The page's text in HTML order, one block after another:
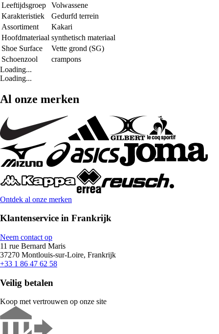
Leeftijdsgroep
Volwassene
Karakteristiek
Gedurfd terrein
Assortiment
Kakari
Hoofdmateriaal synthetisch materiaal
Shoe Surface
Vette grond (SG)
Schoenzool
crampons
Loading...
Loading...
Al onze merken
Ontdek al onze merken
Klantenservice in Frankrijk
Neem contact op
11 rue Bernard Maris
37270 Montlouis-sur-Loire, Frankrijk
+33 1 86 47 62 58
Veilig betalen
Koop met vertrouwen op onze site